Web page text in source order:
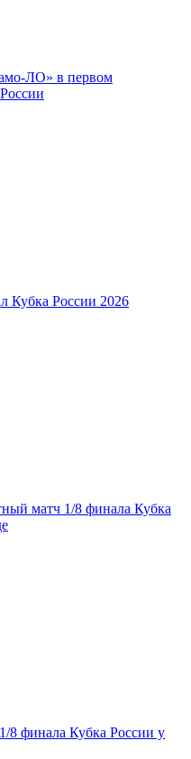
ЛО» в первом
Кубка России 2026
матч 1/8 финала Кубка
8 финала Кубка России у